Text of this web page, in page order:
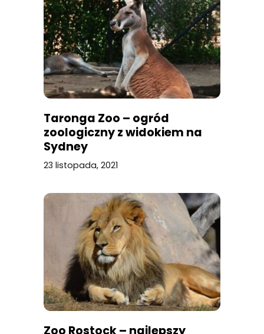
Taronga Zoo – ogród
zoologiczny z widokiem na
Sydney
23 listopada, 2021
Zoo Rostock – najlepszy